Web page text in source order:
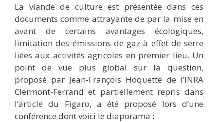
La viande de culture est présentée dans ces
documents comme attrayante de par la mise en
avant de certains avantages écologiques,
limitation des émissions de gaz à effet de serre
liées aux activités agricoles en premier lieu. Un
point de vue plus global sur la question,
proposé par Jean-François Hoquette de l’INRA
Clermont-Ferrand et partiellement repris dans
l’article du Figaro, a été proposé lors d’une
conférence dont voici le diaporama :